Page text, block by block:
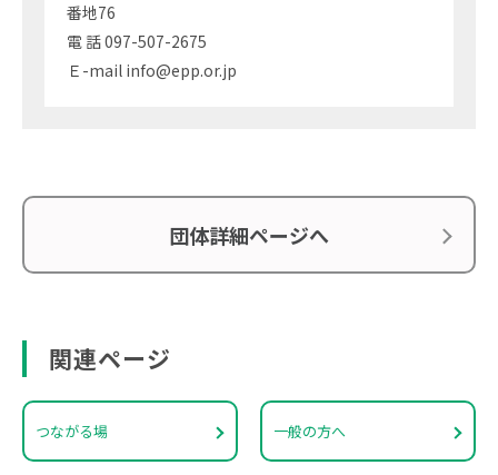
番地76
電 話 097-507-2675
Ｅ-mail info@epp.or.jp
団体詳細ページへ
関連ページ
つながる場 一般の方へ